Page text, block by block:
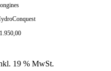
1.950,00
19 % MwSt.